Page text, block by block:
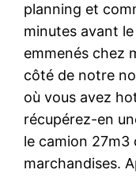
planning et
minutes avant
emmenés chez
côté de notre
où vous avez
récupérez-en
le camion 27m3
marchandises.